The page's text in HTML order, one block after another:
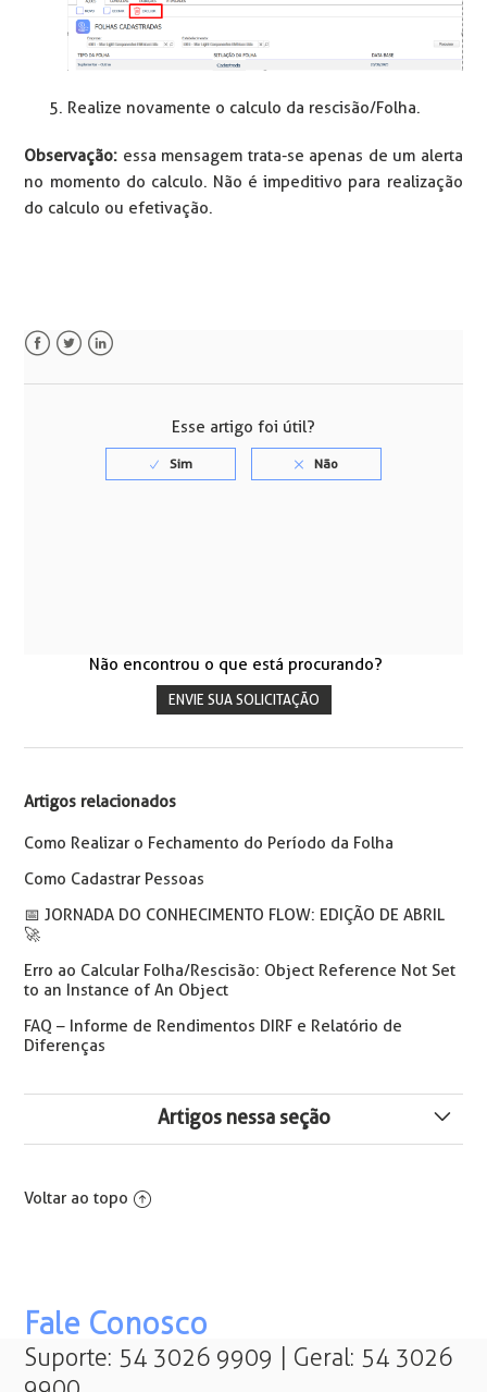
Realize novamente o calculo da rescisão/Folha.
Observação: essa mensagem trata-se apenas de um alerta
no momento do calculo. Não é impeditivo para realização
do calculo ou efetivação.
Esse artigo foi útil?
Não encontrou o que está procurando?
ENVIE SUA SOLICITAÇÃO
Artigos relacionados
Como Realizar o Fechamento do Período da Folha
Como Cadastrar Pessoas
📅️ JORNADA DO CONHECIMENTO FLOW: EDIÇÃO DE ABRIL
🚀
Erro ao Calcular Folha/Rescisão: Object Reference Not Set
to an Instance of An Object
FAQ – Informe de Rendimentos DIRF e Relatório de
Diferenças
Artigos nessa seção
Alterações no Sistema para Cálculo de Rescisão
Como Utilizar a Rotina Atualizar Dados para Cálculo
Voltar ao topo
Fale Conosco
Suporte: 54 3026 9909 | Geral: 54 3026